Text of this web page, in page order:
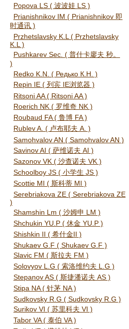
Popova LS ( 波波娃 LS )
Prianishnikov IM ( Prianishnikov 即
时通讯 )
Przhetslavsky K.L ( Przhetslavsky
K.L )
Pushkarev Sec. ( 普什卡廖夫 秒。
)
Redko K.N. ( Редько К.Н. )
Repin IE ( 列宾 IE浏览器 )
Ritsoni AA ( Ritsoni AA )
Roerich NK ( 罗维奇 NK )
Roubaud FA ( 鲁博 FA )
Rublev A. ( 卢布耶夫 A. )
Samohvalov AN ( Samohvalov AN )
Savinov AI ( 萨维诺夫 AI )
Sazonov VK ( 沙查诺夫 VK )
Schoolboy JS ( 小学生 JS )
Scottie MI ( 斯科蒂 MI )
Serebriakova ZE ( Serebriakova ZE
)
Shamshin Lm ( 沙姆申 LM )
Shchukin YU.P ( 休金 YU.P )
Shishkin II ( 希什金II )
Shukaev G.F ( Shukaev G.F )
Slavic FM ( 斯拉夫 FM )
Solovyov L.G ( 索洛维约夫 L.G )
Stepanov AS ( 斯捷潘诺夫 AS )
Stipa NA ( 针茅 NA )
Sudkovsky R.G ( Sudkovsky R.G )
Surikov VI ( 苏里科夫 VI )
Tabor VA ( 泰伯 VA )